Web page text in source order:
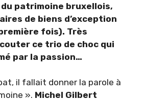
patrimoine bruxellois,
de biens d’exception
fois). Très
ce trio de choc qui
par la passion…
il fallait donner la parole à
». Michel Gilbert